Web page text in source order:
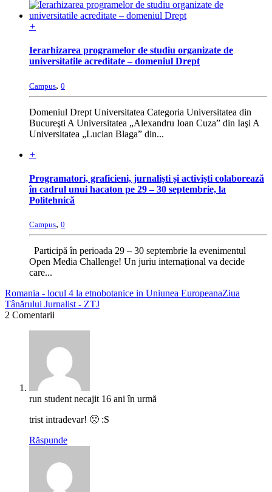
+
Ierarhizarea programelor de studiu organizate de
universitatile acreditate – domeniul Drept
Campus, 0
Domeniul Drept Universitatea Categoria Universitatea din
Bucureşti A Universitatea „Alexandru Ioan Cuza” din Iaşi A
Universitatea „Lucian Blaga” din...
+
Programatori, graficieni, jurnaliști și activiști colaborează
în cadrul unui hacaton pe 29 – 30 septembrie, la
Politehnică
Campus, 0
Participă în perioada 29 – 30 septembrie la evenimentul
Open Media Challenge! Un juriu internațional va decide
care...
Romania - locul 4 la etnobotanice in Uniunea EuropeanaZiua
Tânărului Jurnalist - ZTJ
2 Comentarii
run student necajit 16 ani în urmă
trist intradevar! 🙁 :S
Răspunde